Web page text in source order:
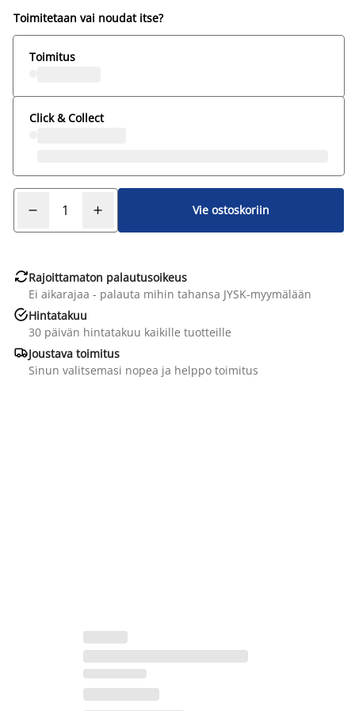
Toimitetaan vai noudat itse?
Toimitus
Click & Collect
Vie ostoskoriin
Rajoittamaton palautusoikeus
Ei aikarajaa - palauta mihin tahansa JYSK-myymälään
Hintatakuu
30 päivän hintatakuu kaikille tuotteille
Joustava toimitus
Sinun valitsemasi nopea ja helppo toimitus